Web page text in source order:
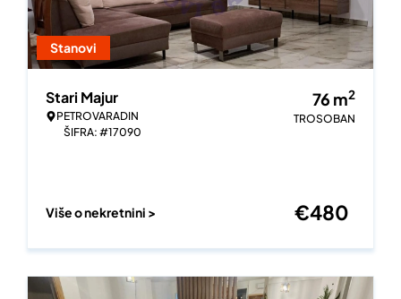
Stanovi
Stari Majur
PETROVARADIN
ŠIFRA: #17090
76 m2
TROSOBAN
Više o nekretnini > €480